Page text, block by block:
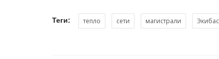
Теги: тепло сети магистрали